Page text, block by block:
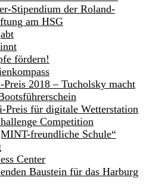
Stipendium der Roland-
am HSG
fördern!
2018 – Tucholsky macht
Preis für digitale Wetterstation
Competition
freundliche Schule“
Center
Baustein für das Harburg